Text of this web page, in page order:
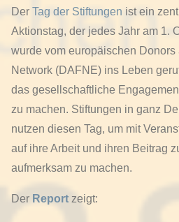
Der Tag der Stiftungen ist ein
Aktionstag, der jedes Jahr am 1.
wurde vom europäischen
Network (DAFNE) ins Leben
das gesellschaftliche
zu machen. Stiftungen in ganz
nutzen diesen Tag, um mit
auf ihre Arbeit und ihren Beitrag
aufmerksam zu machen.
Der Report zeigt: